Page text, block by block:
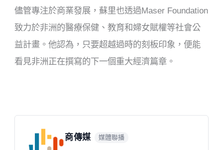
儘管專注於商業發展，蘇里也透過Maser Foundation
致力於非洲的醫療保健、教育和婦女賦權等社會公
益計畫。他認為，只要超越過時的刻板印象，便能
看見非洲正在撰寫的下一個重大經濟篇章。
商傳媒 媒體聯播